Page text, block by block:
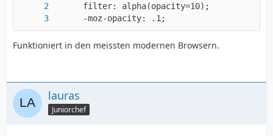
      -moz-opacity: .1;
Funktioniert in den meissten modernen Browsern.
lauras
Juniorchef